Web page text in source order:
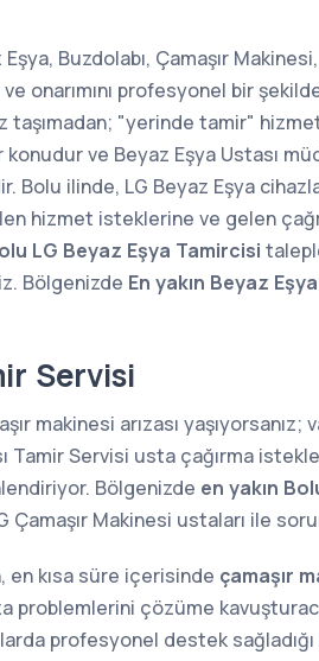
Buzdolabı, Çamaşır
onarımını profesyonel bir
taşımadan; "yerinde tamir"
ve Beyaz Eşya Ustası
Bolu ilinde, LG Beyaz Eşya
hizmet isteklerine ve gelen
LG Beyaz Eşya Tamircisi
Bölgenizde En yakın Beyaz Eşya
Servisi
makinesi arızası
Tamir Servisi usta çağırma
Bölgenizde en yakın
Makinesi ustaları ile
en kısa süre içerisinde çamaşır
problemlerini çözüme
profesyonel destek sağladığı